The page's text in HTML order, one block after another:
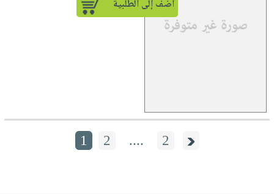
أضف إلى الطلبية
1 2 .... 2